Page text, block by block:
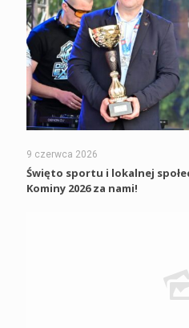
9 czerwca 2026
Święto sportu i lokalnej
Kominy 2026 za nami!